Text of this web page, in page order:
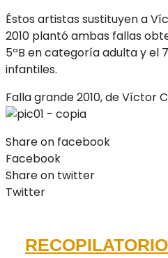
Éstos artistas sustituyen a
2010 plantó ambas fallas
5ªB en categoría adulta y el
infantiles.
Falla grande 2010, de Víctor
Share on facebook
Facebook
Share on twitter
Twitter